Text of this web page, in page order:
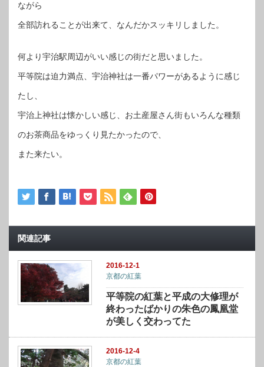
ながら
全部訪れることが出来て、なんだかスッキリしました。
何より宇治駅周辺がいい感じの街だと思いました。
平等院は迫力満点、宇治神社は一番パワーがあるように感じ
たし、
宇治上神社は懐かしい感じ、お土産屋さん街もいろんな種類
のお茶商品をゆっくり見たかったので、
また来たい。
関連記事
2016-12-1
京都の紅葉
平等院の紅葉と平成の大修理が
終わったばかりの朱色の鳳凰堂
が美しく交わってた
2016-12-4
京都の紅葉